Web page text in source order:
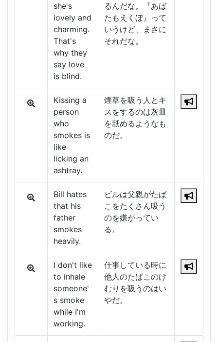
she's
lovely and
charming.
That's
why they
say love
is blind.
るんだな。『あば
たもえくぼ』って
いうけど、まさに
それだな。
Kissing a
person
who
smokes is
like
licking an
ashtray.
煙草を吸う人とキ
スをするのは灰皿
を舐めるようなも
のだ。
Bill hates
that his
father
smokes
heavily.
ビルは父親がたば
こをたくさん吸う
のを嫌がってい
る。
I don't like
to inhale
someone'
s smoke
while I'm
working.
仕事している時に
他人のたばこのけ
むりを吸うのはい
やだ。